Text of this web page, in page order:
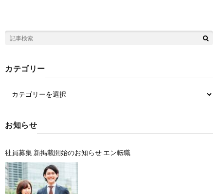
カテゴリー
お知らせ
社員募集 新掲載開始のお知らせ エン転職